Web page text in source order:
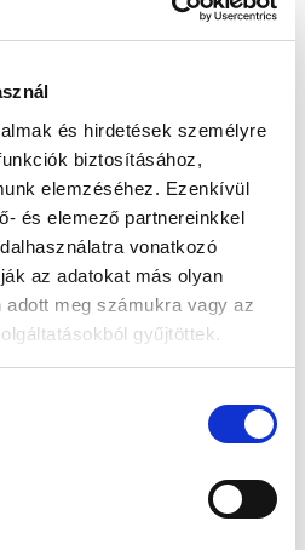
és hirdetések személyre
biztosításához,
elemzéséhez. Ezenkívül
és elemező partnereinkkel
vonatkozó
az adatokat más olyan
meg számukra vagy az
gyűjtöttek.
1
Fekete Varrott
Órához
Értéke: 13 990
Ft
Értéke: 13 990